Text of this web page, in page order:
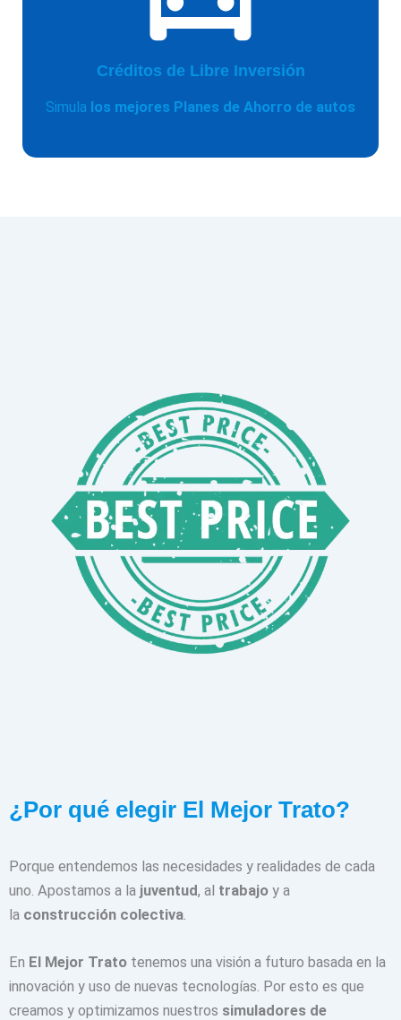
Créditos de Libre Inversión
Simula los mejores Planes de Ahorro de autos
¿Por qué elegir El Mejor Trato?
Porque entendemos las necesidades y realidades de cada
uno. Apostamos a la juventud, al trabajo y a
la construcción colectiva
En El Mejor Trato tenemos una visión a futuro basada en la
innovación y uso de nuevas tecnologías. Por esto es que
creamos y optimizamos nuestros simuladores de